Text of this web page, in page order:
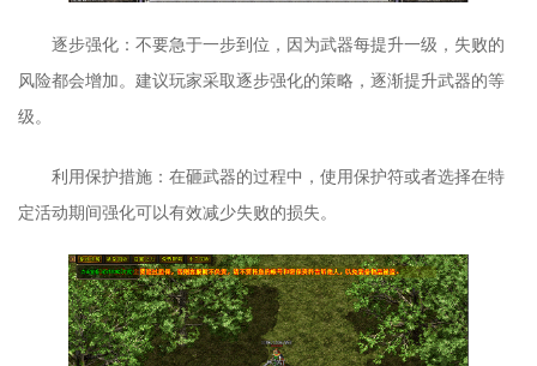
逐步强化：不要急于一步到位，因为武器每提升一级，失败的
风险都会增加。建议玩家采取逐步强化的策略，逐渐提升武器的等
级。
利用保护措施：在砸武器的过程中，使用保护符或者选择在特
定活动期间强化可以有效减少失败的损失。